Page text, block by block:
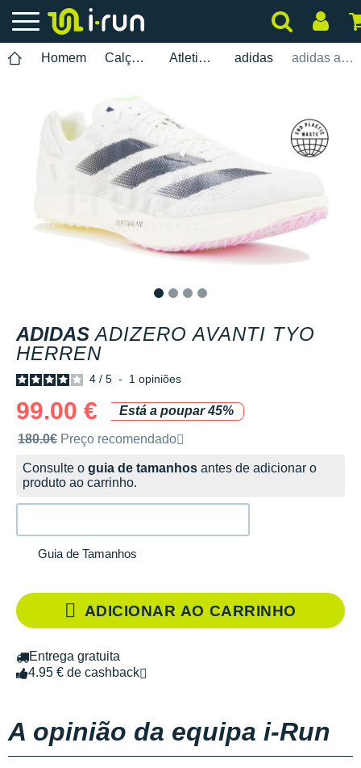
Homem Calçados Atletismo adidas adidas adizero Avanti TYO Herren
ADIDAS ADIZERO AVANTI TYO
HERREN
4 / 5 - 1 opiniões
99.00 €
Está a poupar 45%
Preço de venda recomendado pela marca
180.0€ Preço recomendado
Consulte o guia de tamanhos antes de adicionar o
produto ao carrinho.
Guia de Tamanhos
ADICIONAR AO CARRINHO
Entrega gratuita
4.95 € de cashback
A opinião da equipa i-Run